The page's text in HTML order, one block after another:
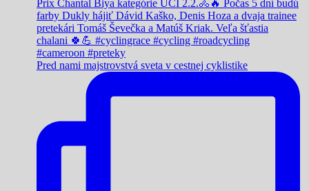
Pred nami majstrovstvá sveta v cestnej cyklistike